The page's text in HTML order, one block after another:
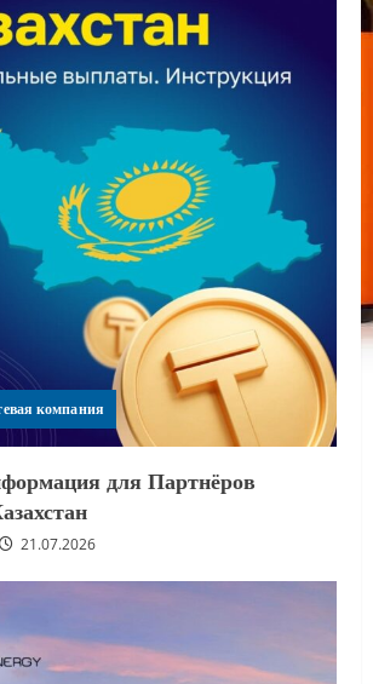
компания
для Партнёров
21.07.2026